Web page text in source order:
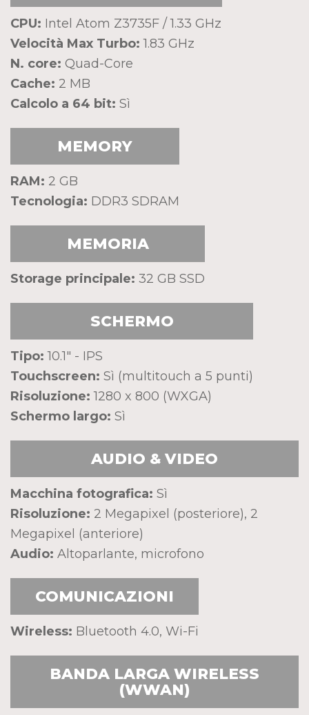
CPU: Intel Atom Z3735F / 1.33 GHz
Velocità Max Turbo: 1.83 GHz
N. core: Quad-Core
Cache: 2 MB
Calcolo a 64 bit: Sì
MEMORY
RAM: 2 GB
Tecnologia: DDR3 SDRAM
MEMORIA
Storage principale: 32 GB SSD
SCHERMO
Tipo: 10.1" - IPS
Touchscreen: Sì (multitouch a 5 punti)
Risoluzione: 1280 x 800 (WXGA)
Schermo largo: Sì
AUDIO & VIDEO
Macchina fotografica: Sì
Risoluzione: 2 Megapixel (posteriore), 2
Megapixel (anteriore)
Audio: Altoparlante, microfono
COMUNICAZIONI
Wireless: Bluetooth 4.0, Wi-Fi
BANDA LARGA WIRELESS
(WWAN)